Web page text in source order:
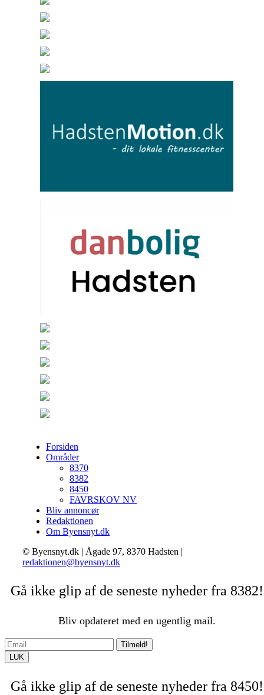
Forsiden
Områder
8370
8382
8450
FAVRSKOV NV
Bliv annoncør
Redaktionen
Om Byensnyt.dk
© Byensnyt.dk | Ågade 97, 8370 Hadsten |
redaktionen@byensnyt.dk
Gå ikke glip af de seneste nyheder fra 8382!
Bliv opdateret med en ugentlig mail.
Tilmeld!
LUK
Gå ikke glip af de seneste nyheder fra 8450!